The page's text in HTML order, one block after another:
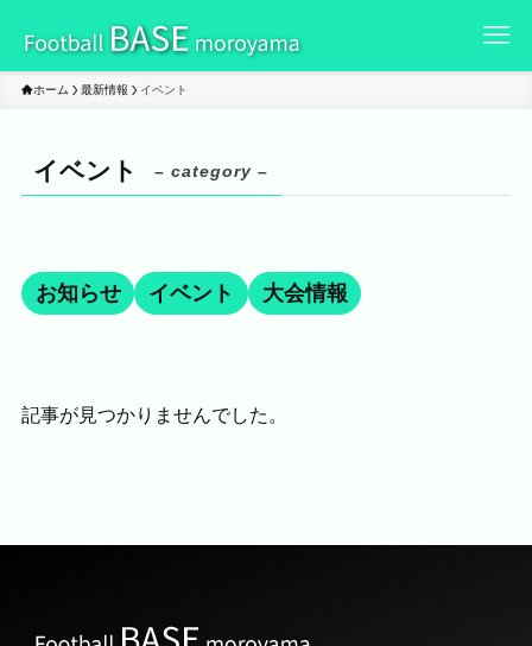
ホーム 最新情報 イベント
イベント – category –
お知らせ イベント 大会情報
記事が見つかりませんでした。